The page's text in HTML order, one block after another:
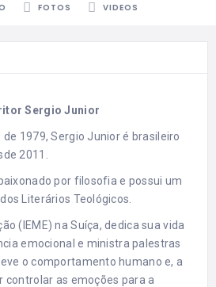
FOTOS VIDEOS
Sergio Junior
1979, Sergio Junior é brasileiro
2011.
por filosofia e possui um
Literários Teológicos.
(IEME) na Suíça, dedica sua vida
emocional e ministra palestras
o comportamento humano e, a
controlar as emoções para a